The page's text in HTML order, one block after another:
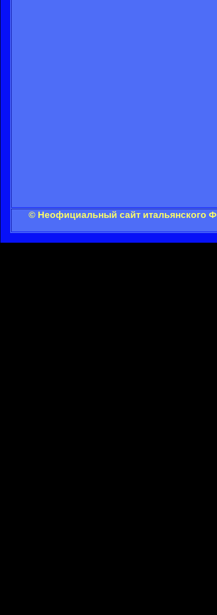
© Неофициальный сайт итальянского